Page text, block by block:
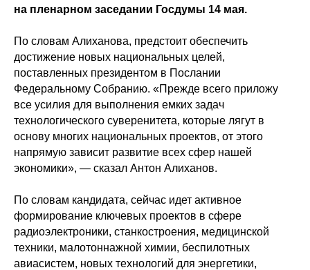
на пленарном заседании Госдумы 14 мая.
По словам Алиханова, предстоит обеспечить
достижение новых национальных целей,
поставленных президентом в Послании
Федеральному Собранию. «Прежде всего приложу
все усилия для выполнения емких задач
технологического суверенитета, которые лягут в
основу многих национальных проектов, от этого
напрямую зависит развитие всех сфер нашей
экономики», — сказал Антон Алиханов.
По словам кандидата, сейчас идет активное
формирование ключевых проектов в сфере
радиоэлектроники, станкостроения, медицинской
техники, малотоннажной химии, беспилотных
авиасистем, новых технологий для энергетики,